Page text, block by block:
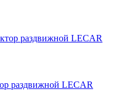
раздвижной LECAR